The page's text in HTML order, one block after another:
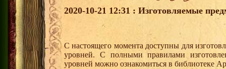
2020-10-21 12:31 : Изготовляемые
С настоящего момента доступны для
уровней. С полными правилами
уровней можно ознакомиться в библиотеке